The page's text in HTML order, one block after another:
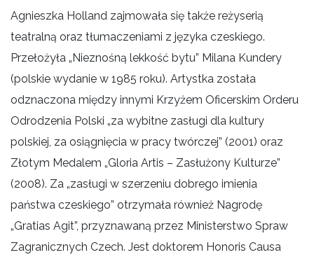
Agnieszka Holland zajmowała się także reżyserią
teatralną oraz tłumaczeniami z języka czeskiego.
Przełożyła „Nieznośną lekkość bytu” Milana Kundery
(polskie wydanie w 1985 roku). Artystka została
odznaczona między innymi Krzyżem Oficerskim Orderu
Odrodzenia Polski „za wybitne zasługi dla kultury
polskiej, za osiągnięcia w pracy twórczej” (2001) oraz
Złotym Medalem „Gloria Artis – Zasłużony Kulturze”
(2008). Za „zasługi w szerzeniu dobrego imienia
państwa czeskiego” otrzymała również Nagrodę
„Gratias Agit”, przyznawaną przez Ministerstwo Spraw
Zagranicznych Czech. Jest doktorem Honoris Causa